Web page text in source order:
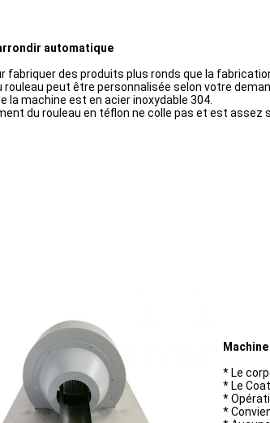
automatique
fabriquer des produits plus ronds que la
rouleau peut être personnalisée selon votre
la machine est en acier inoxydable 304.
du rouleau en téflon ne colle pas et est assez
* Le
* Le
*
*